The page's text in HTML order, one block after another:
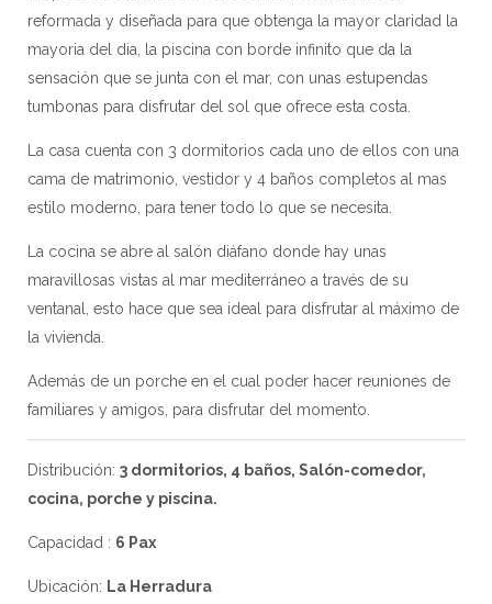
reformada y diseñada para que obtenga la mayor claridad la
mayoria del dia, la piscina con borde infinito que da la
sensación que se junta con el mar, con unas estupendas
tumbonas para disfrutar del sol que ofrece esta costa.
La casa cuenta con 3 dormitorios cada uno de ellos con una
cama de matrimonio, vestidor y 4 baños completos al mas
estilo moderno, para tener todo lo que se necesita.
La cocina se abre al salón diáfano donde hay unas
maravillosas vistas al mar mediterráneo a través de su
ventanal, esto hace que sea ideal para disfrutar al máximo de
la vivienda.
Además de un porche en el cual poder hacer reuniones de
familiares y amigos, para disfrutar del momento.
Distribución: 3 dormitorios, 4 baños, Salón-comedor,
cocina, porche y piscina.
Capacidad : 6 Pax
Ubicación: La Herradura